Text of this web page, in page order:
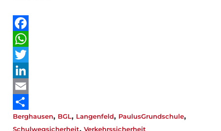
F
a
c
e
b
o
W
h
a
t
s
T
w
t
L
n
E
m
T
Berghausen, BGL, Langenfeld, PaulusGrundschule,
Schulwegsicherheit, Verkehrssicherheit